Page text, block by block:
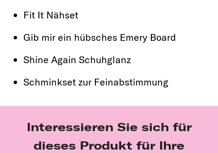
Fit It Nähset
Gib mir ein hübsches Emery Board
Shine Again Schuhglanz
Schminkset zur Feinabstimmung
Interessieren Sie sich für
dieses Produkt für Ihre